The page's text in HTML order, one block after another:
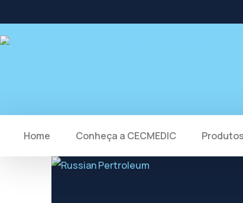
Home Conheça a CECMEDIC Produtos